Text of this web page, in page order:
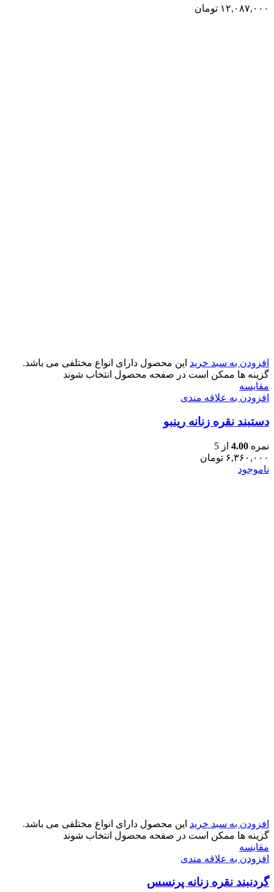
۱۲,۰۸۷,۰۰۰ تومان
افزودن به سبد خرید این محصول دارای انواع مختلفی می باشد.
گزینه ها ممکن است در صفحه محصول انتخاب شوند
مقایسه
افزودن به علاقه مندی
دستبند نقره زنانه رینبو
نمره 4.00 از 5
۶,۳۶۰,۰۰۰ تومان
ناموجود
افزودن به سبد خرید این محصول دارای انواع مختلفی می باشد.
گزینه ها ممکن است در صفحه محصول انتخاب شوند
مقایسه
افزودن به علاقه مندی
گردنبند نقره زنانه پرنسس